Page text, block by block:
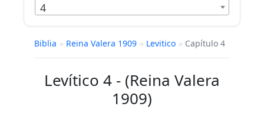
4
Biblia » Reina Valera 1909 » Levitico » Capítulo 4
Levítico 4 - (Reina Valera
1909)